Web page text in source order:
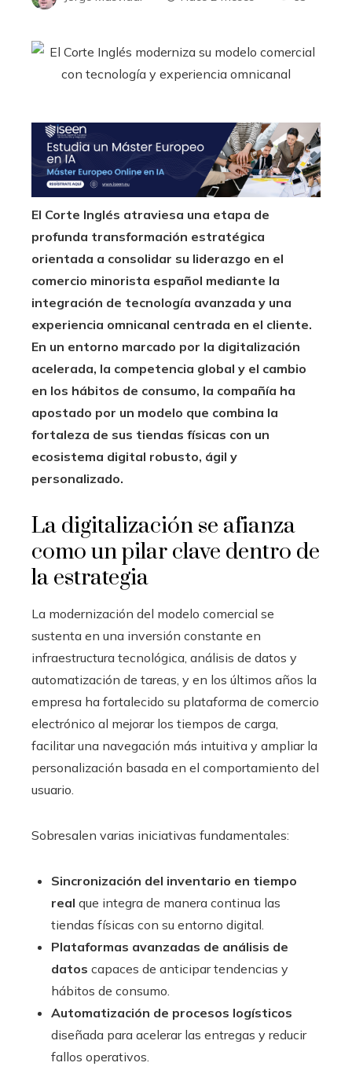
El Corte Inglés atraviesa una etapa de
profunda transformación estratégica
orientada a consolidar su liderazgo en el
comercio minorista español mediante la
integración de tecnología avanzada y una
experiencia omnicanal centrada en el cliente.
En un entorno marcado por la digitalización
acelerada, la competencia global y el cambio
en los hábitos de consumo, la compañía ha
apostado por un modelo que combina la
fortaleza de sus tiendas físicas con un
ecosistema digital robusto, ágil y
personalizado.
La digitalización se afianza
como un pilar clave dentro de
la estrategia
La modernización del modelo comercial se
sustenta en una inversión constante en
infraestructura tecnológica, análisis de datos y
automatización de tareas, y en los últimos años la
empresa ha fortalecido su plataforma de comercio
electrónico al mejorar los tiempos de carga,
facilitar una navegación más intuitiva y ampliar la
personalización basada en el comportamiento del
usuario.
Sobresalen varias iniciativas fundamentales:
Sincronización del inventario en tiempo
real que integra de manera continua las
tiendas físicas con su entorno digital.
Plataformas avanzadas de análisis de
datos capaces de anticipar tendencias y
hábitos de consumo.
Automatización de procesos logísticos
diseñada para acelerar las entregas y reducir
fallos operativos.